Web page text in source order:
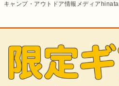
キャンプ・アウトドア情報メディアhinata